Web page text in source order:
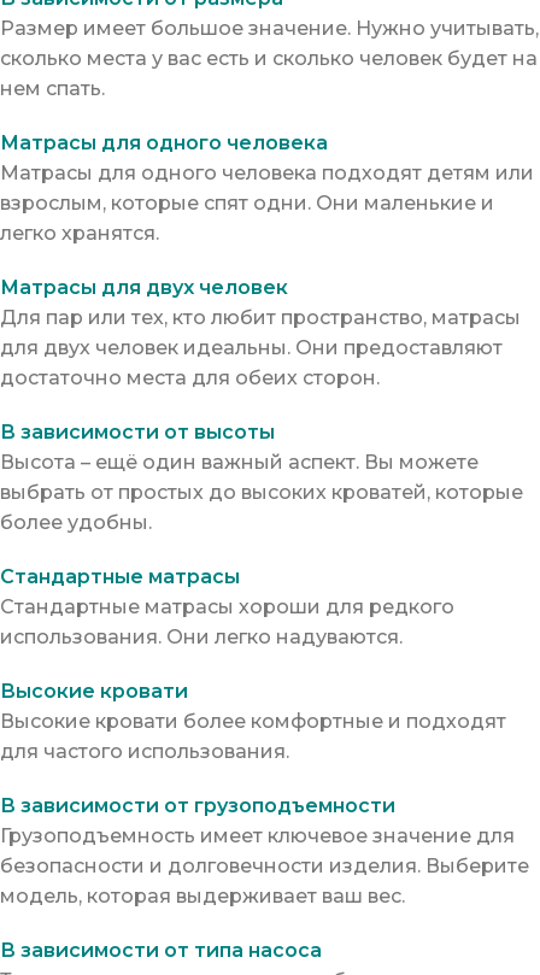
Размер имеет большое значение. Нужно учитывать,
сколько места у вас есть и сколько человек будет на
нем спать.
Матрасы для одного человека
Матрасы для одного человека подходят детям или
взрослым, которые спят одни. Они маленькие и
легко хранятся.
Матрасы для двух человек
Для пар или тех, кто любит пространство, матрасы
для двух человек идеальны. Они предоставляют
достаточно места для обеих сторон.
В зависимости от высоты
Высота – ещё один важный аспект. Вы можете
выбрать от простых до высоких кроватей, которые
более удобны.
Стандартные матрасы
Стандартные матрасы хороши для редкого
использования. Они легко надуваются.
Высокие кровати
Высокие кровати более комфортные и подходят
для частого использования.
В зависимости от грузоподъемности
Грузоподъемность имеет ключевое значение для
безопасности и долговечности изделия. Выберите
модель, которая выдерживает ваш вес.
В зависимости от типа насоса